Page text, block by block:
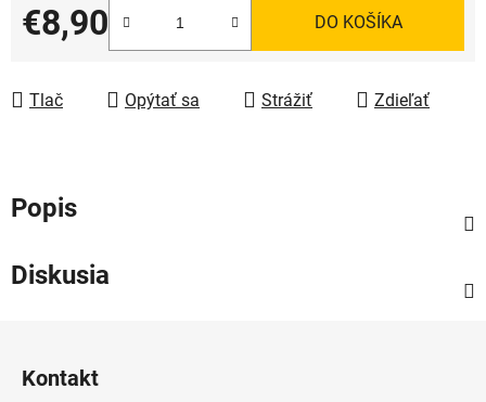
€8,90
Jednotková cena:
DO KOŠÍKA
Tlač Opýtať sa Strážiť Zdieľať
Popis
Diskusia
Kontakt